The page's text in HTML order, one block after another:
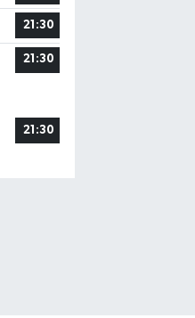
21:30
21:30
21:30